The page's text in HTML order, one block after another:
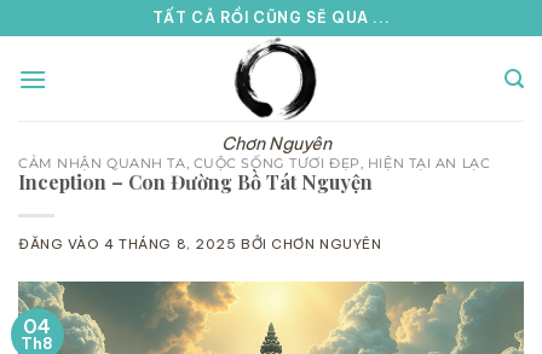
qua
nội
TẤT CẢ RỒI CŨNG SẼ QUA ...
Chơn Nguyên
CẢM NHẬN QUANH TA, CUỘC SỐNG TƯƠI ĐẸP, HIỆN TẠI AN LẠC
Inception – Con Đường Bồ Tát Nguyện
ĐĂNG VÀO4 THÁNG 8, 2025 BỞI CHƠN NGUYÊN
04
Th8